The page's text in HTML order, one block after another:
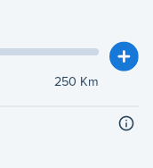
250 Km